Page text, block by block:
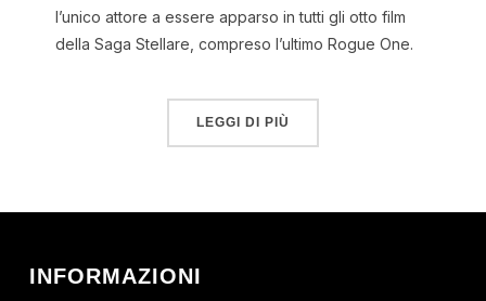
l’unico attore a essere apparso in tutti gli otto film
della Saga Stellare, compreso l’ultimo Rogue One.
LEGGI DI PIÙ
INFORMAZIONI